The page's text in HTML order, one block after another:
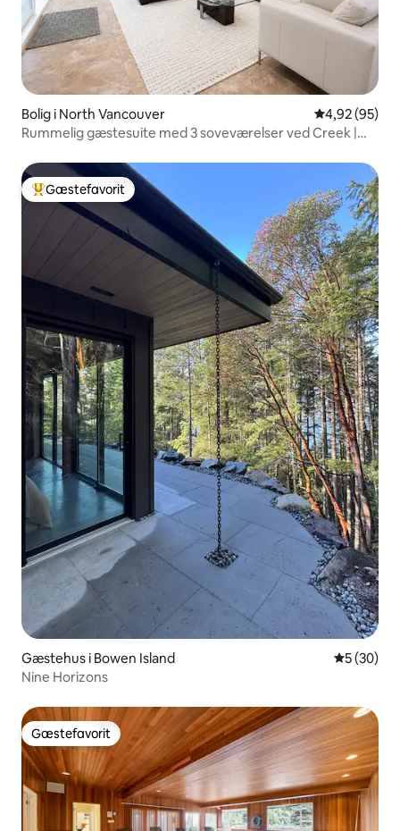
Bolig i North Vancouver 4,92 ud af 5 i
4,92 (95)
Rummelig gæstesuite med 3 soveværelser ved Creek |
Bedste gæstefavorit
Gæstefavorit
Gæstehus i Bowen Island 5 ud af 5 i
5 (30)
Nine Horizons
Gæstefavorit
Gæstefavorit